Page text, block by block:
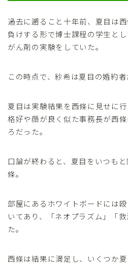
過去に遡ること十年前、夏目は
負けする形で博士課程の学生と
がん剤の実験をしていた。
この時点で、紗希は夏目の婚約者
夏目は実験結果を西條に見せに
格好や顔が良く似た事務長が西
ろだった。
口論が終わると、夏目をいつも
條。
部屋にあるホワイトボードには
いてあり、「ネオプラズム」「
た。
西條は結果に満足し、いくつか夏